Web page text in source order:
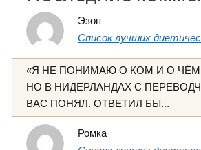
Эзоп
Список лучших
«Я НЕ ПОНИМАЮ О КОМ И О ЧЁМ
НО В НИДЕРЛАНДАХ С
ВАС ПОНЯЛ. ОТВЕТИЛ БЫ...
Ромка